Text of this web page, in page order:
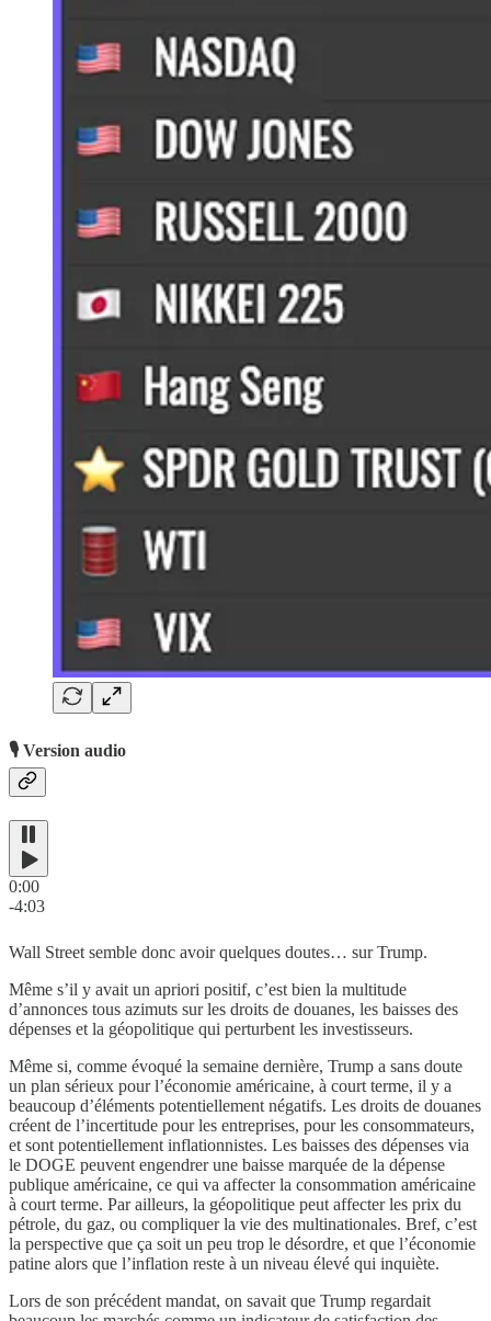
🎙️ Version audio
0:00
-4:03
Wall Street semble donc avoir quelques doutes… sur Trump.
Même s’il y avait un apriori positif, c’est bien la multitude
d’annonces tous azimuts sur les droits de douanes, les baisses des
dépenses et la géopolitique qui perturbent les investisseurs.
Même si, comme évoqué la semaine dernière, Trump a sans doute
un plan sérieux pour l’économie américaine, à court terme, il y a
beaucoup d’éléments potentiellement négatifs. Les droits de douanes
créent de l’incertitude pour les entreprises, pour les consommateurs,
et sont potentiellement inflationnistes. Les baisses des dépenses via
le DOGE peuvent engendrer une baisse marquée de la dépense
publique américaine, ce qui va affecter la consommation américaine
à court terme. Par ailleurs, la géopolitique peut affecter les prix du
pétrole, du gaz, ou compliquer la vie des multinationales. Bref, c’est
la perspective que ça soit un peu trop le désordre, et que l’économie
patine alors que l’inflation reste à un niveau élevé qui inquiète.
Lors de son précédent mandat, on savait que Trump regardait